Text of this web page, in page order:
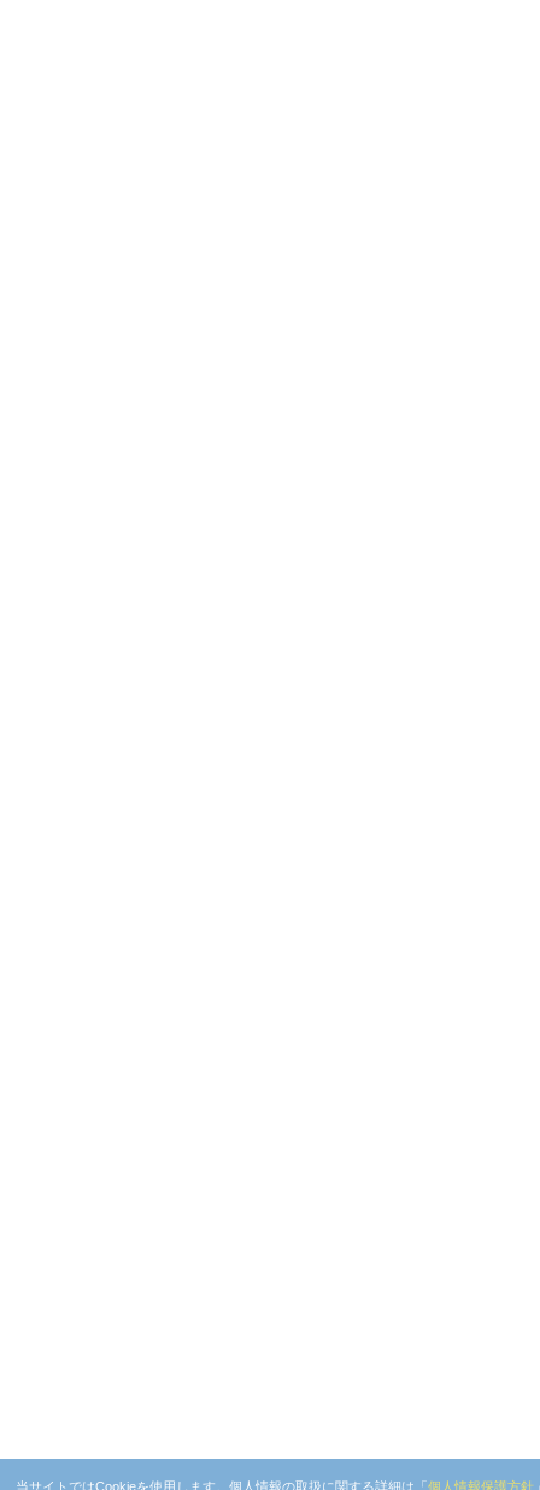
当サイトではCookieを使用します。個人情報の取扱に関する詳細は「個人情報保護方針